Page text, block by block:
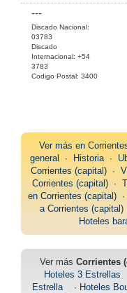
---
Discado Nacional:
03783
Discado
Internacional: +54
3783
Codigo Postal: 3400
Ver más en
general
∙ Historia∙
Corrientes (capital) ∙
Corrientes (capital) ∙
en Corrientes (capital) ∙
a Corrientes (capital)
Hoteles
Ver más Corrientes
Hoteles 3 Estrellas
Estrella· Hoteles